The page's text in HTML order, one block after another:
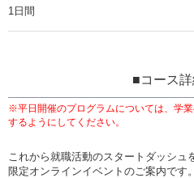
1日間
■コース
※平日開催のプログラムについては、学
するようにしてください。
これから就職活動のスタートダッシュ
限定オンラインイベントのご案内です。